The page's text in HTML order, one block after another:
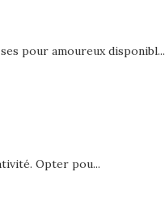
pour amoureux disponibl...
Opter pou...